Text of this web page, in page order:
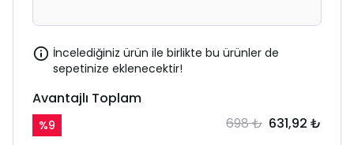
İncelediğiniz ürün ile birlikte bu ürünler de
sepetinize eklenecektir!
Avantajlı Toplam
%9 698 ₺ 631,92 ₺